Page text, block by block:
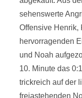
sehenswerte
Offensive Henrik,
hervorragenden
und Noah
10. Minute das
trickreich auf der
freiastehenden